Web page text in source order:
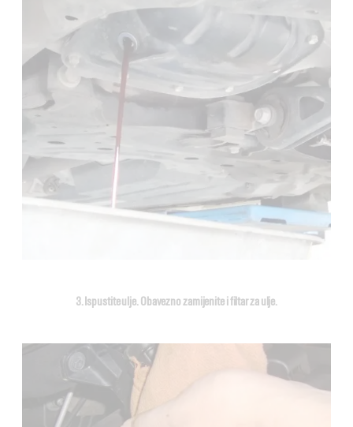
3. Ispustite ulje. Obavezno zamijenite i filtar za ulje.